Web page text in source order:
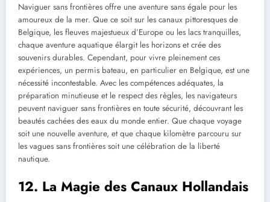
Naviguer sans frontières offre une aventure sans égale pour les
amoureux de la mer. Que ce soit sur les canaux pittoresques de
Belgique, les fleuves majestueux d’Europe ou les lacs tranquilles,
chaque aventure aquatique élargit les horizons et crée des
souvenirs durables. Cependant, pour vivre pleinement ces
expériences, un permis bateau, en particulier en Belgique, est une
nécessité incontestable. Avec les compétences adéquates, la
préparation minutieuse et le respect des règles, les navigateurs
peuvent naviguer sans frontières en toute sécurité, découvrant les
beautés cachées des eaux du monde entier. Que chaque voyage
soit une nouvelle aventure, et que chaque kilomètre parcouru sur
les vagues sans frontières soit une célébration de la liberté
nautique.
12. La Magie des Canaux Hollandais